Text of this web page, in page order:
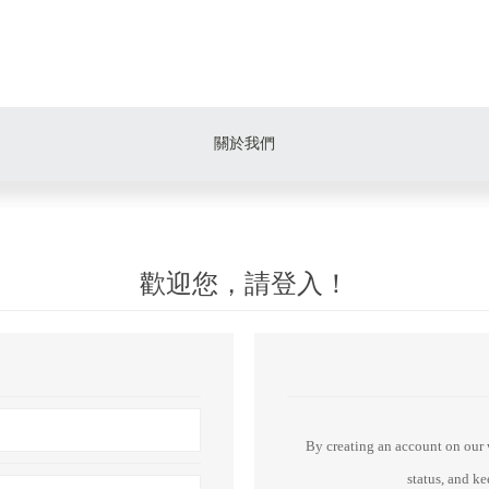
關於我們
歡迎您，請登入！
By creating an account on our
status, and